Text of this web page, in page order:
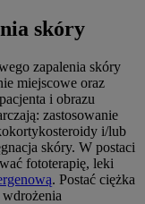
skóry
zapalenia skóry
miejscowe oraz
i obrazu
zastosowanie
i/lub
skóry. W postaci
fototerapię, leki
. Postać ciężka